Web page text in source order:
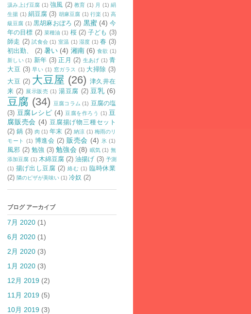
汲み上げ豆腐 (1) 強風 (2) 教育 (1) 月 (1) 絹
生揚 (1) 絹豆腐 (3) 胡麻豆腐 (1) 行楽 (1) 高
級豆腐 (1) 黒胡麻おぼろ (2) 黒蜜 (4) 今
年の目標 (2) 菜種油 (1) 桜 (2) 子ども (3)
師走 (2) 試食会 (1) 室温 (1) 湿度 (1) 春 (3)
初出勤、
(2) 暑い (4) 湘南 (6) 食欲 (1)
新しい (1) 新年 (3) 正月 (2) 生あげ (1) 青
大豆 (3) 早い (1) 窓ガラス (1) 大掃除 (3)
大豆 (2) 大豆屋 (26) 津久井在
来 (2) 展示販売 (1) 湯豆腐 (2) 豆乳 (6)
豆腐 (34) 豆腐コラム (1) 豆腐の塩
(3) 豆腐レシピ (4) 豆腐を作ろう (1) 豆
腐販売会 (4) 豆腐揚げ物三種セット
(2) 鍋 (3) 肉 (1) 年末 (2) 納涼 (1) 梅雨のリ
モート
(1) 博進会 (2) 販売会 (4) 氷 (1)
風邪 (2) 勉強 (3) 勉強会 (8) 眠気 (1) 無
添加豆腐 (1) 木綿豆腐 (2) 油揚げ (3) 予測
(1) 揚げ出し豆腐 (2) 絡む (1) 臨時休業
(2) 隣のピザが美味い (1) 冷奴 (2)
ブログ アーカイブ
7月 2020 (1)
6月 2020 (1)
2月 2020 (3)
1月 2020 (3)
12月 2019 (2)
11月 2019 (5)
10月 2019 (3)